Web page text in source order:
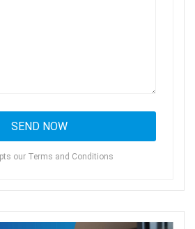
our Terms and Conditions